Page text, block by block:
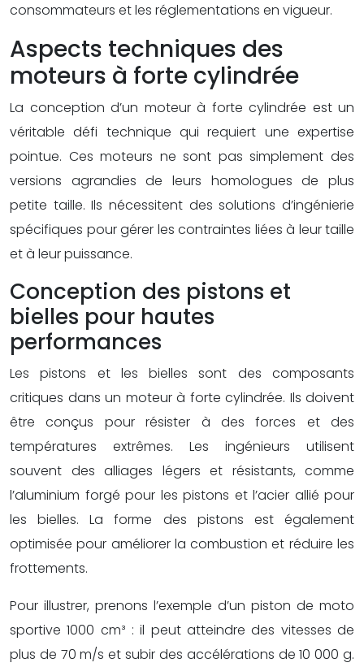
consommateurs et les réglementations en vigueur.
Aspects techniques des
moteurs à forte cylindrée
La conception d’un moteur à forte cylindrée est un
véritable défi technique qui requiert une expertise
pointue. Ces moteurs ne sont pas simplement des
versions agrandies de leurs homologues de plus
petite taille. Ils nécessitent des solutions d’ingénierie
spécifiques pour gérer les contraintes liées à leur taille
et à leur puissance.
Conception des pistons et
bielles pour hautes
performances
Les pistons et les bielles sont des composants
critiques dans un moteur à forte cylindrée. Ils doivent
être conçus pour résister à des forces et des
températures extrêmes. Les ingénieurs utilisent
souvent des alliages légers et résistants, comme
l’aluminium forgé pour les pistons et l’acier allié pour
les bielles. La forme des pistons est également
optimisée pour améliorer la combustion et réduire les
frottements.
Pour illustrer, prenons l’exemple d’un piston de moto
sportive 1000 cm³ : il peut atteindre des vitesses de
plus de 70 m/s et subir des accélérations de 10 000 g.